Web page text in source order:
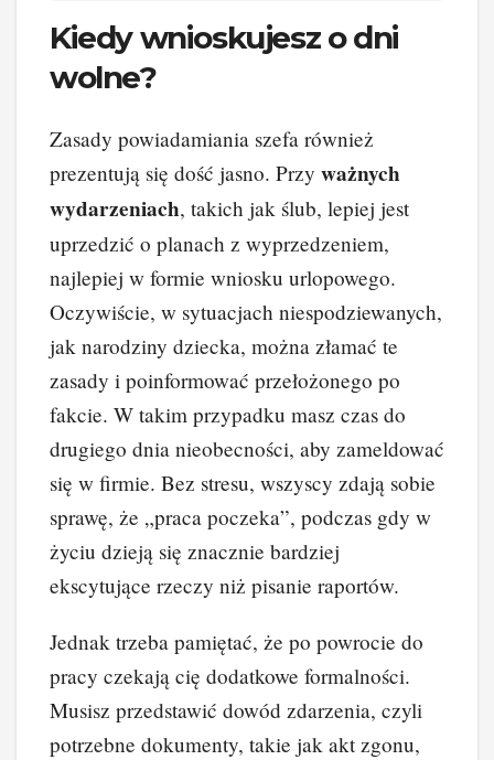
Kiedy wnioskujesz o dni
wolne?
Zasady powiadamiania szefa również
prezentują się dość jasno. Przy ważnych
wydarzeniach, takich jak ślub, lepiej jest
uprzedzić o planach z wyprzedzeniem,
najlepiej w formie wniosku urlopowego.
Oczywiście, w sytuacjach niespodziewanych,
jak narodziny dziecka, można złamać te
zasady i poinformować przełożonego po
fakcie. W takim przypadku masz czas do
drugiego dnia nieobecności, aby zameldować
się w firmie. Bez stresu, wszyscy zdają sobie
sprawę, że „praca poczeka”, podczas gdy w
życiu dzieją się znacznie bardziej
ekscytujące rzeczy niż pisanie raportów.
Jednak trzeba pamiętać, że po powrocie do
pracy czekają cię dodatkowe formalności.
Musisz przedstawić dowód zdarzenia, czyli
potrzebne dokumenty, takie jak akt zgonu,